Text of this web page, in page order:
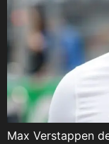
Max Verstappen